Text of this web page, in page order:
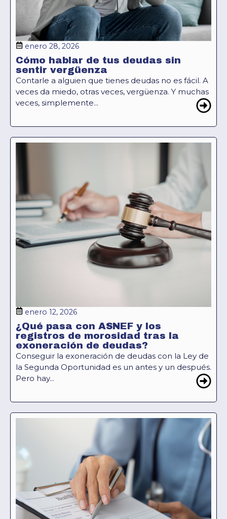
enero 28, 2026
Cómo hablar de tus deudas sin
sentir vergüenza
Contarle a alguien que tienes deudas no es fácil. A
veces da miedo, otras veces, vergüenza. Y muchas
veces, simplemente...
enero 12, 2026
¿Qué pasa con ASNEF y los
registros de morosidad tras la
exoneración de deudas?
Conseguir la exoneración de deudas con la Ley de
la Segunda Oportunidad es un antes y un después.
Pero hay...